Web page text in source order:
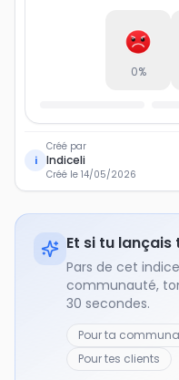
0%
i
Créé par
Indiceli
Créé le 14/05/2026
Et si tu lançais
Pars de cet
communauté,
30 secondes.
Pour ta
Pour tes clients